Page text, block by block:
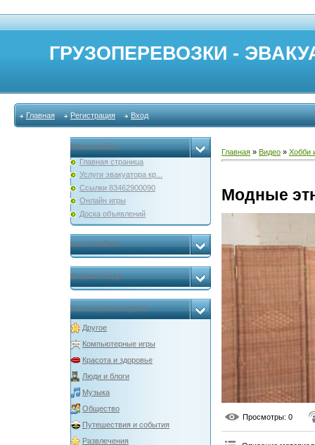
ГРУЗОПЕРЕВОЗКИ -
Главная Регистрация Вход
Меню сайта
Главная страница
Услуги эвакуатора кр...
Ссылки 83462900090
Онлайн игры
Доска объявлений
мы в скайпе
Форма входа
Категории раздела
Другое
Компьютерные игры
Красота и здоровье
Люди и блоги
Музыка
Общество
Путешествия и события
Развлечения
Главная » Видео » Хобби
Модные
Просмотры: 0